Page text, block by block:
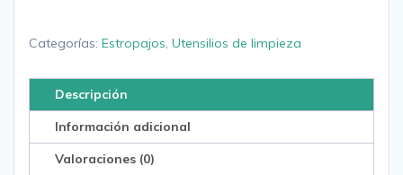
Categorías: Estropajos, Utensilios de limpieza
Descripción
Información adicional
Valoraciones (0)